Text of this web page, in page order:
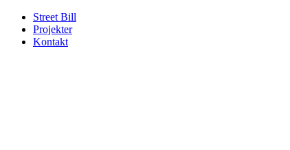
Street Bill
Projekter
Kontakt